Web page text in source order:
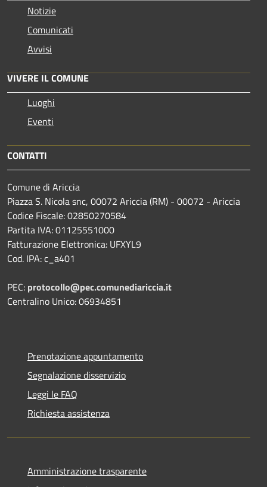
Notizie
Comunicati
Avvisi
VIVERE IL COMUNE
Luoghi
Eventi
CONTATTI
Comune di Ariccia
Piazza S. Nicola snc, 00072 Ariccia (RM) - 00072 - Ariccia
Codice Fiscale: 02850270584
Partita IVA: 01125551000
Fatturazione Elettronica: UFXYL9
Cod. IPA: c_a401
PEC: protocollo@pec.comunediariccia.it
Centralino Unico: 06934851
Prenotazione appuntamento
Segnalazione disservizio
Leggi le FAQ
Richiesta assistenza
Amministrazione trasparente